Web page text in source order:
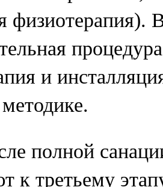
физиотерапия).
и
полной
к третьему